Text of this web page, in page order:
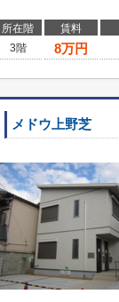
所在階 賃料
3階
8万円
メドウ上野芝